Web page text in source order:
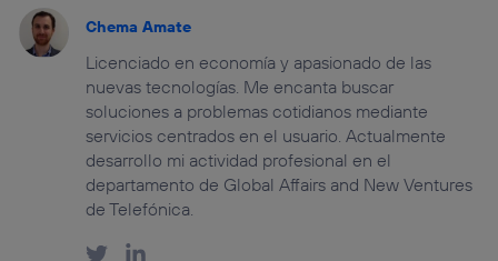
Chema Amate
Licenciado en economía y apasionado de las
nuevas tecnologías. Me encanta buscar
soluciones a problemas cotidianos mediante
servicios centrados en el usuario. Actualmente
desarrollo mi actividad profesional en el
departamento de Global Affairs and New Ventures
de Telefónica.